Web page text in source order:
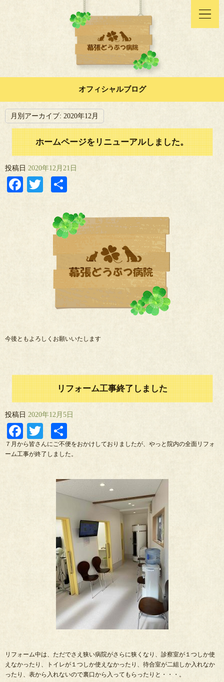
オフィシャルブログ
月別アーカイブ: 2020年12月
ホームページをリニューアルしました。
投稿日 2020年12月21日
Facebook
Twitter
今後ともよろしくお願いいたします
リフォーム工事終了しました
投稿日 2020年12月5日
Facebook
Twitter
有
７月から皆さんにご不便をおかけしておりましたが、やっと院内の全面リフォ
ーム工事が終了しました。
リフォーム中は、ただでさえ狭い病院がさらに狭くなり、診察室が１つしか使
えなかったり、トイレが１つしか使えなかったり、待合室が二組しか入れなか
ったり、表から入れないので裏口から入ってもらったりと・・・。